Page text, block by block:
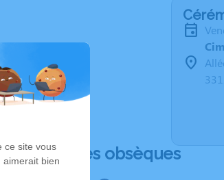
Déroulé des obsèques